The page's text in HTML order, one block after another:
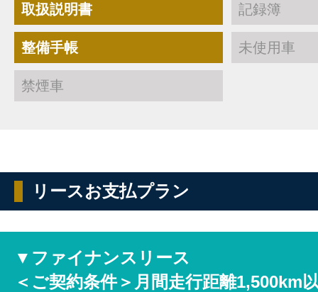
取扱説明書 記録簿
整備手帳 未使用車
禁煙車
リースお支払プラン
▼ファイナンスリース
＜ご契約条件＞月間走行距離1,500km